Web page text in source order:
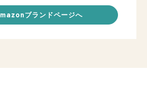
ブランドページへ